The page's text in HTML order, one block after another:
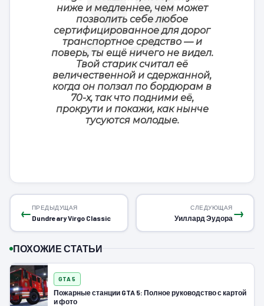
ниже и медленнее, чем может
позволить себе любое
сертифицированное для дорог
транспортное средство — и
поверь, ты ещё ничего не видел.
Твой старик считал её
величественной и сдержанной,
когда он ползал по бордюрам в
70-х, так что подними её,
прокрути и покажи, как нынче
тусуются молодые.
←ПРЕДЫДУЩАЯ
Dundreary Virgo Classic →
СЛЕДУЮЩАЯ
Уиллард Эудора
ПОХОЖИЕ СТАТЬИ
GTA 5
Пожарные станции GTA 5: Полное руководство с картой
и фото